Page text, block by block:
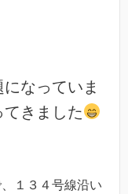
なっていま
きました
１３４号線沿い